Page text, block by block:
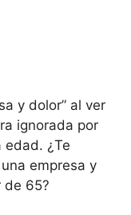
y dolor” al ver
ignorada por
edad. ¿Te
empresa y
de 65?